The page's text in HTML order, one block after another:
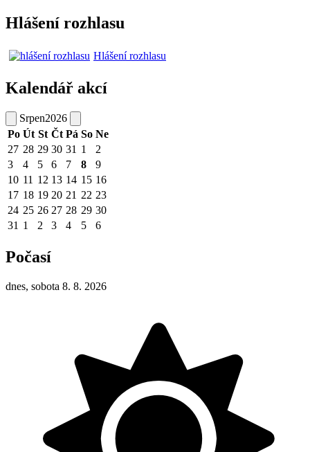
Hlášení rozhlasu
Hlášení rozhlasu
Kalendář akcí
Srpen2026
Po Út St Čt Pá So Ne
27 28 29 30 31 1
2
3
4 5 6 7 8
9
10 11 12 13 14 15 16
17 18 19 20 21 22 23
24 25 26 27 28 29 30
31 1 2 3 4 5 6
Počasí
dnes, sobota 8. 8. 2026